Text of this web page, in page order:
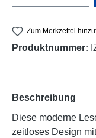
Zum Merkzettel
Produktnummer:
Beschreibung
Diese moderne
zeitloses Design